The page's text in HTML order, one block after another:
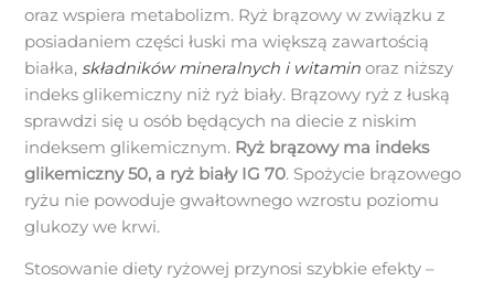
oraz wspiera metabolizm. Ryż brązowy w związku z
posiadaniem części łuski ma większą zawartością
białka, składników mineralnych i witamin oraz niższy
indeks glikemiczny niż ryż biały. Brązowy ryż z łuską
sprawdzi się u osób będących na diecie z niskim
indeksem glikemicznym. Ryż brązowy ma indeks
glikemiczny 50, a ryż biały IG 70. Spożycie brązowego
ryżu nie powoduje gwałtownego wzrostu poziomu
glukozy we krwi.
Stosowanie diety ryżowej przynosi szybkie efekty –